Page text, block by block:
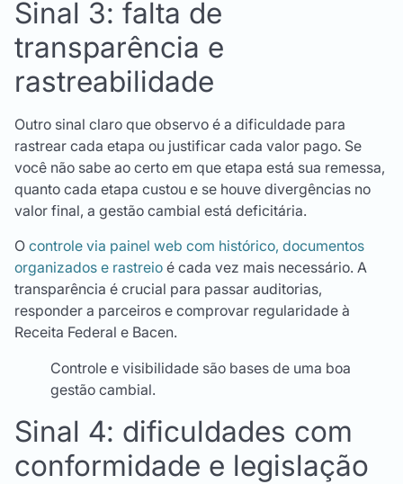
Sinal 3: falta de
transparência e
rastreabilidade
Outro sinal claro que observo é a dificuldade para
rastrear cada etapa ou justificar cada valor pago. Se
você não sabe ao certo em que etapa está sua remessa,
quanto cada etapa custou e se houve divergências no
valor final, a gestão cambial está deficitária.
O controle via painel web com histórico, documentos
organizados e rastreio é cada vez mais necessário. A
transparência é crucial para passar auditorias,
responder a parceiros e comprovar regularidade à
Receita Federal e Bacen.
Controle e visibilidade são bases de uma boa
gestão cambial.
Sinal 4: dificuldades com
conformidade e legislação